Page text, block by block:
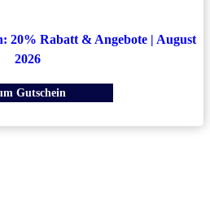
20% Rabatt & Angebote | August
2026
Gutschein